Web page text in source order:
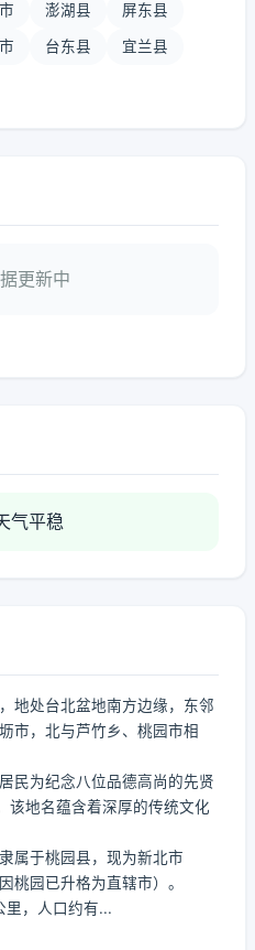
澎湖县 屏东县
台东县 宜兰县
更新中
气平稳
地处台北盆地南方边缘，东邻
市，北与芦竹乡、桃园市相
民为纪念八位品德高尚的先贤
该地名蕴含着深厚的传统文化
属于桃园县，现为新北市
桃园已升格为直辖市）。
里，人口约有...